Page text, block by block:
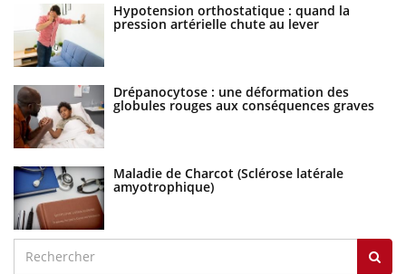
Hypotension orthostatique : quand la
pression artérielle chute au lever
Drépanocytose : une déformation des
globules rouges aux conséquences graves
Maladie de Charcot (Sclérose latérale
amyotrophique)